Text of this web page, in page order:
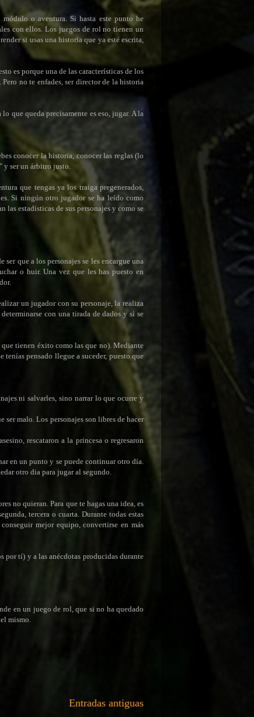
o aventura. Si hasta este punto he
con ellos. Los juegos de rol no tienen un
si usas una historia que ya esté escrita,
es porque una de las características de los
no te enfades, ser director de la historia
que queda precisamente es eso, jugar. A la
conocer la historia, conocer las reglas (lo
y ser un árbitro justo.
que tengas ya los traiga pregenerados,
Si ningún otro jugador se ha leído como
estadísticas de sus personajes y como se
que a los personajes se les encargue una
o huir. Una vez que les has puesto en
un jugador con su personaje, la realiza
con una tirada de dados y si se
que tienen éxito como las que no). Mediante
pensado llegue a suceder, puesto que
ni salvarles, sino narrar lo que ocurre y
ser malo. Los personajes son libres de hacer
rescataron a la princesa o regresaron
en un punto y se puede continuar otro día.
otro dia para jugar al segundo.
no quieran. Para que te hagas una idea, es
tercera o cuarta. Durante todas estas
mejor equipo, convertirse en más
por tí) y a las anécdotas producidas durante
en un juego de rol, que si no ha quedado
mismo.
Entradas antiguas